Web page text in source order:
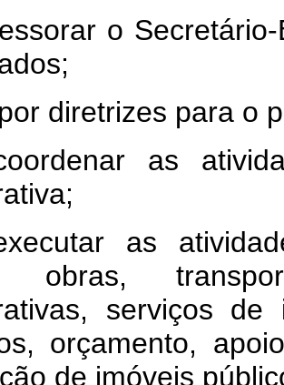
o
diretrizes para o
as
as
obras,
serviços
orçamento,
de imóveis